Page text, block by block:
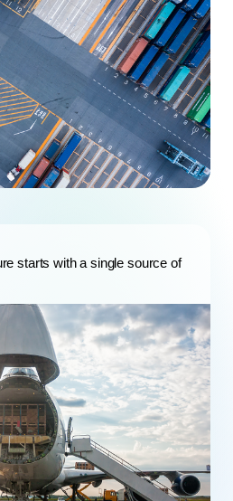
starts with a single source of